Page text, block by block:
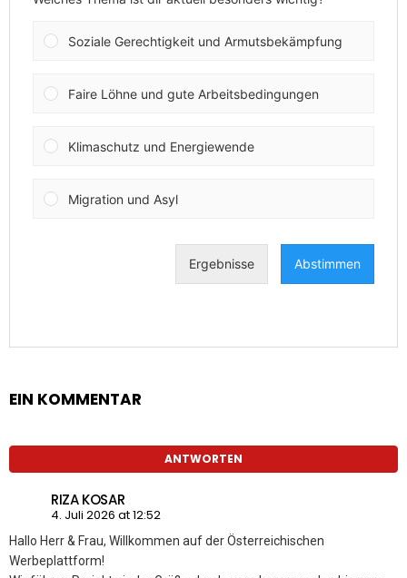
EIN KOMMENTAR
ANTWORTEN
RIZA KOSAR
4. Juli 2026 at 12:52
Hallo Herr & Frau, Willkommen auf der Österreichischen
Werbeplattform!